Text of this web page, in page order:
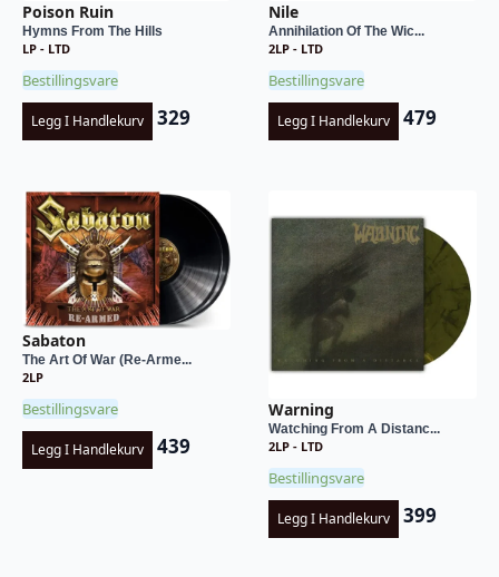
Poison Ruin
Hymns From The Hills
LP - LTD
Bestillingsvare
Legg I Handlekurv 329
Nile
Annihilation Of The Wic...
2LP - LTD
Bestillingsvare
Legg I Handlekurv 479
Sabaton
The Art Of War (Re-Arme...
2LP
Bestillingsvare
Legg I Handlekurv 439
Warning
Watching From A Distanc...
2LP - LTD
Bestillingsvare
Legg I Handlekurv 399